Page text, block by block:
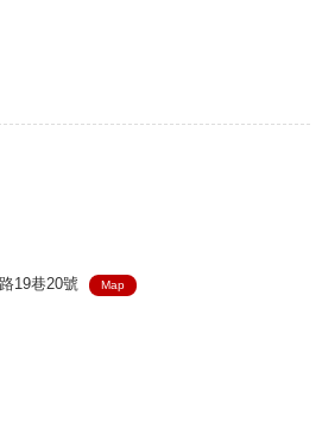
19巷20號
Map